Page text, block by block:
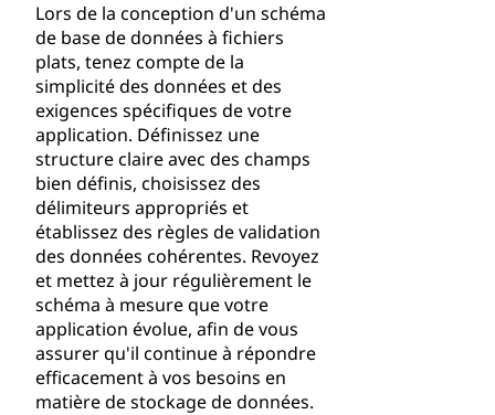
Lors de la conception d'un schéma
de base de données à fichiers
plats, tenez compte de la
simplicité des données et des
exigences spécifiques de votre
application. Définissez une
structure claire avec des champs
bien définis, choisissez des
délimiteurs appropriés et
établissez des règles de validation
des données cohérentes. Revoyez
et mettez à jour régulièrement le
schéma à mesure que votre
application évolue, afin de vous
assurer qu'il continue à répondre
efficacement à vos besoins en
matière de stockage de données.